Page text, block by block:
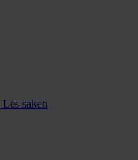
Les saken